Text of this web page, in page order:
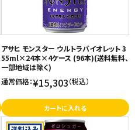
アサヒ モンスター ウルトラバイオレット 3
55ml×24本×4ケース (96本)(送料無料、
一部地域は除く)
通常価格：¥15,303（税込）
カートに入れる